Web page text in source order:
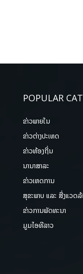
POPULAR
ຂ່າວພາຍ​ໃນ
ຂ່າວຕ່າງປະເທດ
ຂ່າວທ້ອງຖິ່ນ
ນານາສາລະ
ຂ່າວເຫດການ
ສຸຂະພາບ ແລະ ສີ່ງແວດ
ຂ່າວການພັດທະນາ
ມູມໄອທີລາວ